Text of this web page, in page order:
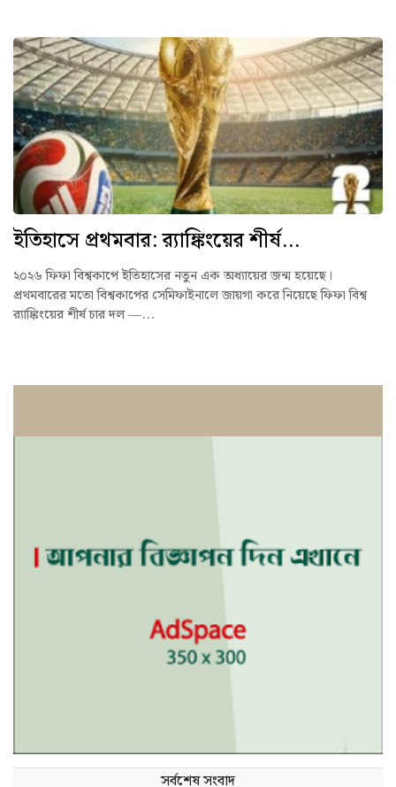
ইতিহাসে প্রথমবার: র‍্যাঙ্কিংয়ের শীর্ষ...
২০২৬ ফিফা বিশ্বকাপে ইতিহাসের নতুন এক অধ্যায়ের জন্ম হয়েছে।
প্রথমবারের মতো বিশ্বকাপের সেমিফাইনালে জায়গা করে নিয়েছে ফিফা বিশ্ব
র‍্যাঙ্কিংয়ের শীর্ষ চার দল —...
সর্বশেষ সংবাদ